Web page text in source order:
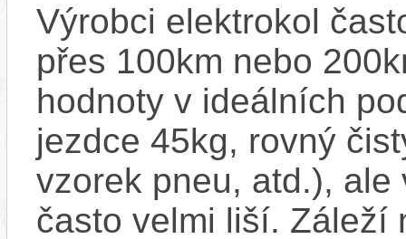
Výrobci elektrokol
přes 100km nebo
hodnoty v ideálních
jezdce 45kg, rovný
vzorek pneu, atd.),
často velmi liší. Záleží